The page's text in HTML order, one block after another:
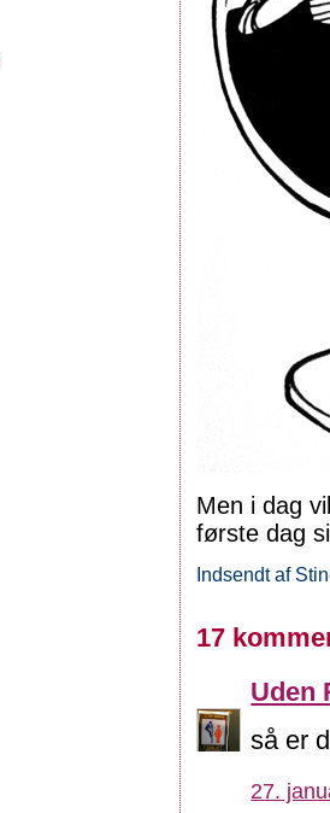
Men i dag
første dag
Indsendt af
17
Uden
så er
27.